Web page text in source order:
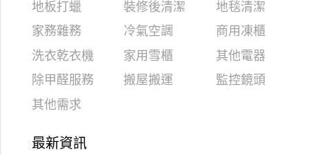
地板打蠟
裝修後清潔
地毯清潔
家務雜務
冷氣空調
商用凍櫃
洗衣乾衣機
家用雪櫃
其他電器
除甲醛服務
搬屋搬運
監控鏡頭
其他需求
最新資訊